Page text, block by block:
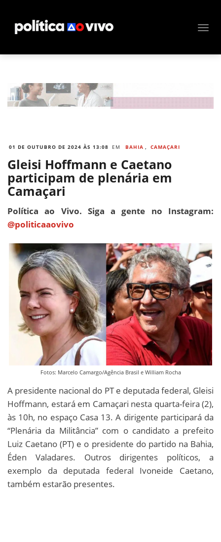
01 DE OUTUBRO DE 2024 ÀS 13:08 EM BAHIA , CAMAÇARI
Gleisi Hoffmann e Caetano
participam de plenária em
Camaçari
Política ao Vivo. Siga a gente no Instagram:
@politicaaovivo
Fotos: Marcelo Camargo/Agência Brasil e William Rocha
A presidente nacional do PT e deputada federal, Gleisi
Hoffmann, estará em Camaçari nesta quarta-feira (2),
às 10h, no espaço Casa 13. A dirigente participará da
“Plenária da Militância” com o candidato a prefeito
Luiz Caetano (PT) e o presidente do partido na Bahia,
Éden Valadares. Outros dirigentes políticos, a
exemplo da deputada federal Ivoneide Caetano,
também estarão presentes.